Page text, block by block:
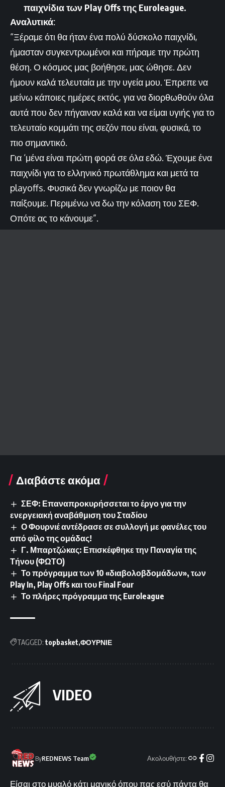
παιχνίδια των Play Offsτης Euroleague.
Αναλυτικά:
“Ξέραμε ότι θα ήταν ένα πολύ δύσκολο παιχνίδι,
ήμασταν συγκεντρωμένοι και πήραμε την πρώτη
θέση. Ο κόσμος μας βοήθησε, μας ώθησε. Δεν
ήμουν καλά τελευταία με την υγεία μου. Έπρεπε να
μείνω κάποιες ημέρες εκτός, για να διορθωθούν όλα
αυτά που δεν πήγαιναν καλά και να είμαι υγιής για το
τελευταίο κομμάτι της σεζόν που είναι, φυσικά, το
πιο σημαντικό.
Για ‘μένα είναι πρώτη φορά σε όλα εδώ. Έχουμε ένα
παιχνίδι για το ελληνικό πρωτάθλημα και μετά τα
playoffs. Φυσικά δεν γνωρίζω με ποιον θα
παίξουμε. Περιμένω να δω την κόλαση του ΣΕΦ.
Οπότε ας το κάνουμε”.
Διαβάστε ακόμα
ΣΕΦ: Επαναπροκυρήσσεται το έργο για την
ενεργειακή αναβάθμιση του Σταδίου
Ο Φουρνιέ αντέδρασε σε συλλογή με φανέλες του
από φίλο της ομάδας!
Γ. Μπαρτζώκας: Επισκέφθηκε την Παναγία της
Τήνου (ΦΩΤΟ)
Το πρόγραμμα των 10 «διαβολοβδομάδων», των
Play In, Play Offs και του Final Four
Το πλήρες πρόγραμμα της Euroleague
TAGGED: topbasket ΦΟΥΡΝΙΕ
VIDEO
ByREDNEWS Team Ακολουθήστε:
Είσαι στο μυαλό κάτι μαγικό όπου πας εσύ πάντα θα